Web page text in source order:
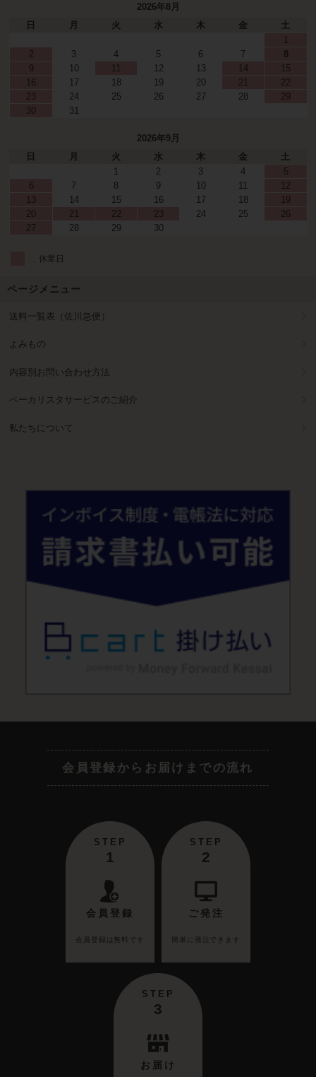
2026年8月
日
月 火 水 木 金
土
1
2
3 4 5 6 7
8
9
10 11 12 13 14
15
16
17 18 19 20 21
22
23
24 25 26 27 28
29
30
31
2026年9月
日
月 火 水 木 金
土
1
2 3 4
5
6
7 8 9 10 11
12
13
14 15 16 17 18
19
20
21 22 23 24 25
26
27
28 29 30
… 休業日
ページメニュー
送料一覧表（佐川急便）
よみもの
内容別お問い合わせ方法
ベーカリスタサービスのご紹介
私たちについて
会員登録からお届けまでの流れ
STEP
1
会員登録
会員登録は無料です
STEP
2
ご発注
簡単に発注できます
STEP
3
お届け